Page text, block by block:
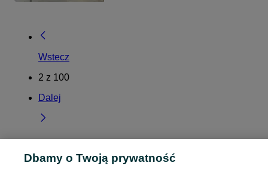
Wstecz
2 z 100
Dalej
Strona główna Kujawsko-pomorskie Strzały
Dbamy o Twoją prywatność